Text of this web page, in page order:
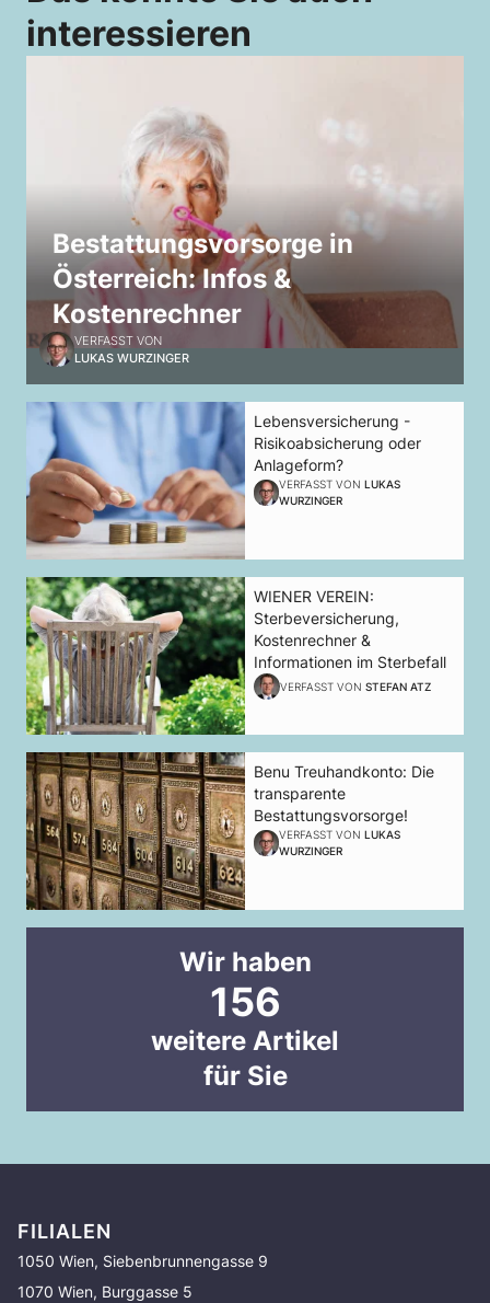
interessieren
Bestattungsvorsorge in
Österreich: Infos &
Kostenrechner
VERFASST VON
LUKAS WURZINGER
Lebensversicherung -
Risikoabsicherung oder
Anlageform?
VERFASST VON LUKAS
WURZINGER
WIENER VEREIN:
Sterbeversicherung,
Kostenrechner &
Informationen im Sterbefall
VERFASST VON STEFAN ATZ
Benu Treuhandkonto: Die
transparente
Bestattungsvorsorge!
VERFASST VON LUKAS
WURZINGER
Wir haben
156
weitere Artikel
für Sie
FILIALEN
1050 Wien, Siebenbrunnengasse 9
1070 Wien, Burggasse 5